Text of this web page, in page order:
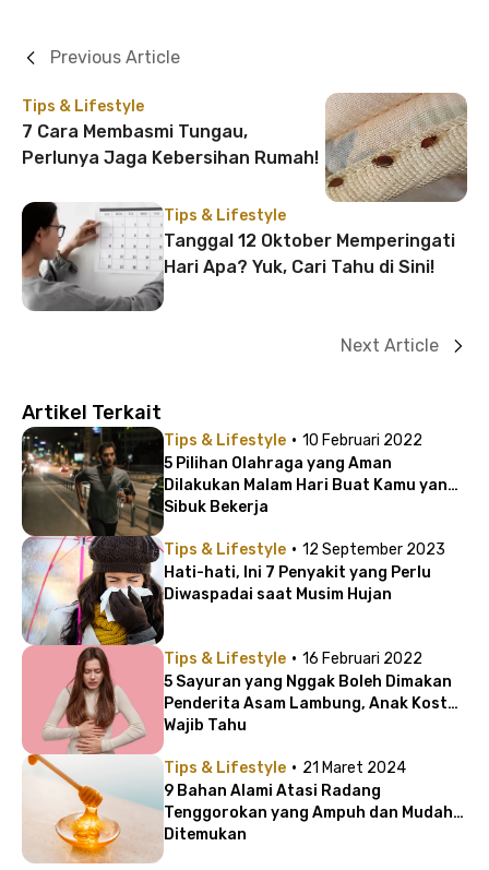
Tips & Lifestyle
7 Cara Membasmi Tungau,
Perlunya Jaga Kebersihan Rumah!
Previous Article
Tips & Lifestyle
Tanggal 12 Oktober Memperingati
Hari Apa? Yuk, Cari Tahu di Sini!
Next Article
Artikel Terkait
Tips & Lifestyle · 10 Februari 2022
5 Pilihan Olahraga yang Aman
Dilakukan Malam Hari Buat Kamu yang
Sibuk Bekerja
Tips & Lifestyle · 12 September 2023
Hati-hati, Ini 7 Penyakit yang Perlu
Diwaspadai saat Musim Hujan
Tips & Lifestyle · 16 Februari 2022
5 Sayuran yang Nggak Boleh Dimakan
Penderita Asam Lambung, Anak Kost
Wajib Tahu
Tips & Lifestyle · 21 Maret 2024
9 Bahan Alami Atasi Radang
Tenggorokan yang Ampuh dan Mudah
Ditemukan